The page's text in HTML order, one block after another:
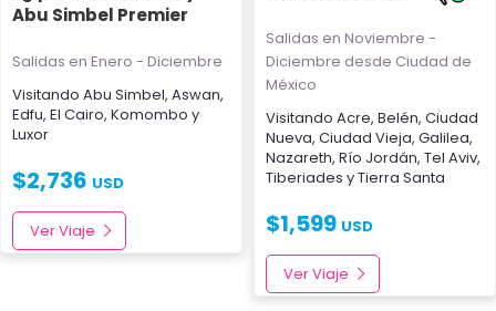
Abu Simbel Premier
Salidas en Enero - Diciembre
Visitando Abu Simbel, Aswan,
Edfu, El Cairo, Komombo y
Luxor
$2,736 USD
Ver Viaje
Salidas en Noviembre -
Diciembre desde Ciudad de
México
Visitando Acre, Belén, Ciudad
Nueva, Ciudad Vieja, Galilea,
Nazareth, Río Jordán, Tel Aviv,
Tiberiades yTierra Santa
$1,599 USD
Ver Viaje